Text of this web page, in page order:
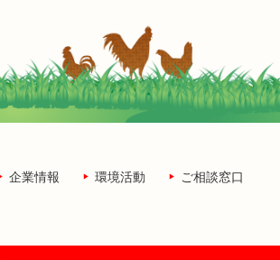
企業情報 環境活動 ご相談窓口